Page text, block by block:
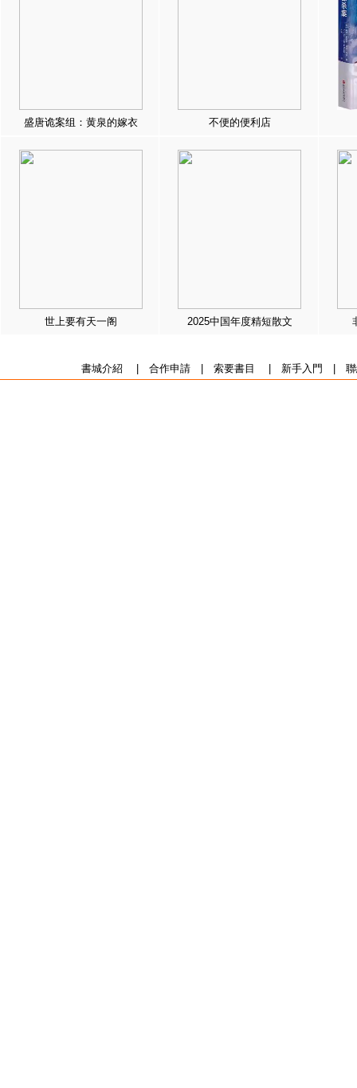
盛唐诡案组：黄泉的嫁衣 不便的便利店
世上要有天一阁 2025中国年度精短散文
書城介紹 合作申請| 索要書目 新手入門